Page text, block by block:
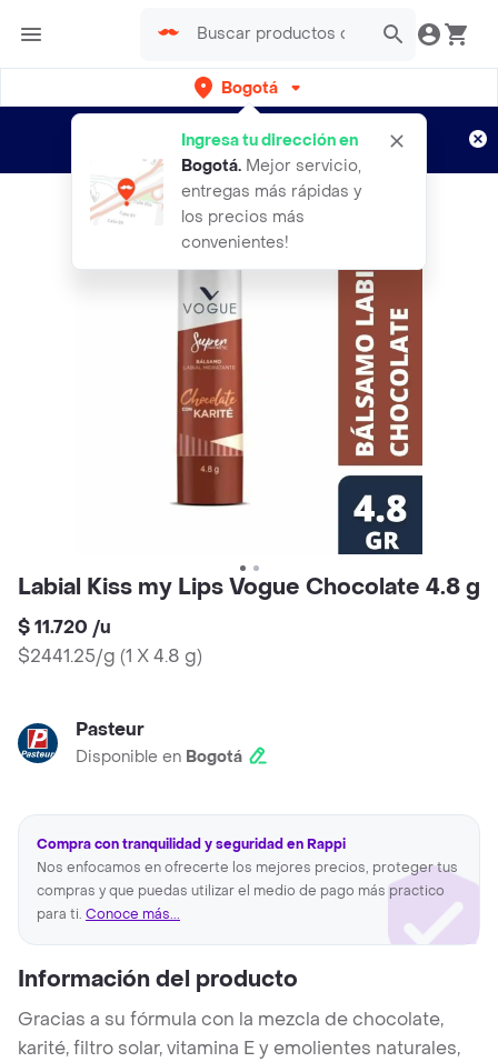
Bogotá
Ingresa tu dirección en
Bogotá. Mejor servicio,
entregas más rápidas y
los precios más
convenientes!
envíos gratis por semanas
Aplican TyC
Labial Kiss my Lips Vogue Chocolate 4.8 g
$ 11.720 /u
$2441.25/g (1 X 4.8 g)
Pasteur
Disponible en Bogotá
Compra con tranquilidad y seguridad en Rappi
Nos enfocamos en ofrecerte los mejores precios, proteger tus
compras y que puedas utilizar el medio de pago más practico
para ti. Conoce más...
Información del producto
Gracias a su fórmula con la mezcla de chocolate,
karité, filtro solar, vitamina E y emolientes naturales,